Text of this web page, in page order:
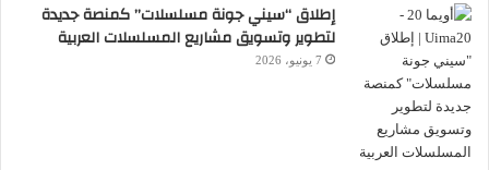
إطلاق “سيني جونة مسلسلات” كمنصة جديدة
لتطوير وتسويق مشاريع المسلسلات العربية
7 يونيو، 2026